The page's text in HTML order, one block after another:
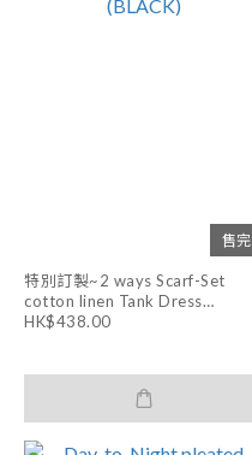
售完
特別訂製~2 ways Scarf-Set
cotton linen Tank Dress
(BLACK)
HK$438.00